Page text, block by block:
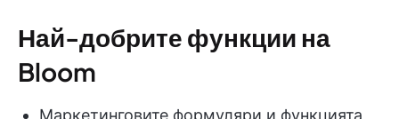
Най-добрите функции на
Bloom
Маркетинговите формуляри и функцията